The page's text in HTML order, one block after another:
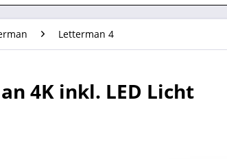
Letterman 4
4K inkl. LED Licht